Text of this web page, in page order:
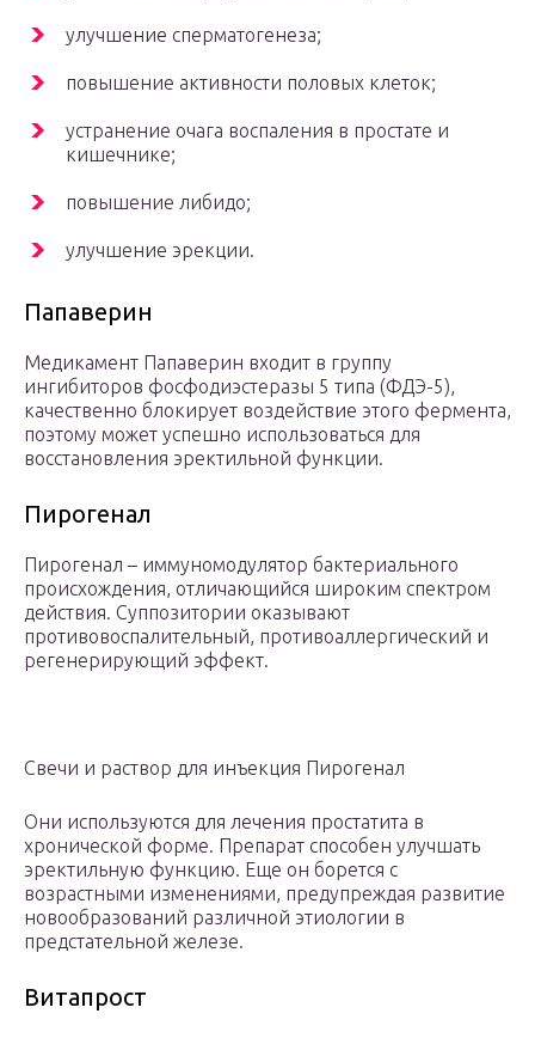
улучшение сперматогенеза;
повышение активности половых клеток;
устранение очага воспаления в простате и
кишечнике;
повышение либидо;
улучшение эрекции.
Папаверин
Медикамент Папаверин входит в группу
ингибиторов фосфодиэстеразы 5 типа (ФДЭ-5),
качественно блокирует воздействие этого фермента,
поэтому может успешно использоваться для
восстановления эректильной функции.
Пирогенал
Пирогенал – иммуномодулятор бактериального
происхождения, отличающийся широким спектром
действия. Суппозитории оказывают
противовоспалительный, противоаллергический и
регенерирующий эффект.
Свечи и раствор для инъекция Пирогенал
Они используются для лечения простатита в
хронической форме. Препарат способен улучшать
эректильную функцию. Еще он борется с
возрастными изменениями, предупреждая развитие
новообразований различной этиологии в
предстательной железе.
Витапрост